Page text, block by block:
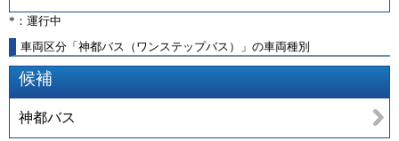
*：運行中
車両区分「神都バス（ワンステップバス）」の車両種別
候補
神都バス